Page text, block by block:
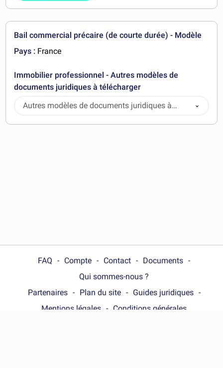
Bail commercial précaire (de courte durée) - Modèle
Pays : France
Immobilier professionnel - Autres modèles de
documents juridiques à télécharger
Autres modèles de documents juridiques à
télécharger
FAQ Compte Contact
Documents
Qui sommes-nous ?
Partenaires
Plan du site
Guides juridiques
Mentions légales
Conditions générales